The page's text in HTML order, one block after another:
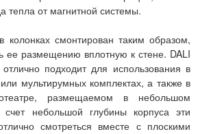
тепла от магнитной системы.
колонках смонтирован таким образом,
ее размещению вплотную к стене. DALI
подходит для использования в
мультирумных комплектах, а также в
размещаемом в небольшом
небольшой глубины корпуса эти
смотреться вместе с плоскими